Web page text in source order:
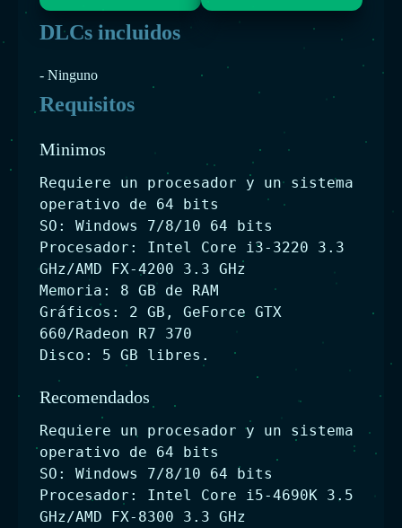
DLCs incluidos
- Ninguno
Requisitos
Minimos
Requiere un procesador y un sistema
operativo de 64 bits
SO: Windows 7/8/10 64 bits
Procesador: Intel Core i3-3220 3.3
GHz/AMD FX-4200 3.3 GHz
Memoria: 8 GB de RAM
Gráficos: 2 GB, GeForce GTX
660/Radeon R7 370
Disco: 5 GB libres.
Recomendados
Requiere un procesador y un sistema
operativo de 64 bits
SO: Windows 7/8/10 64 bits
Procesador: Intel Core i5-4690K 3.5
GHz/AMD FX-8300 3.3 GHz